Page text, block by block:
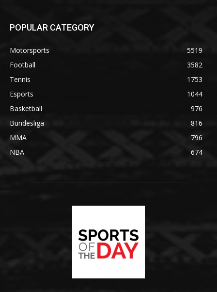
POPULAR CATEGORY
Motorsports
5519
Football
3582
Tennis
1753
Esports
1044
Basketball
976
Bundesliga
816
MMA
796
NBA
674